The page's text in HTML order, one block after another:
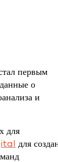
первым
о
и
для
для